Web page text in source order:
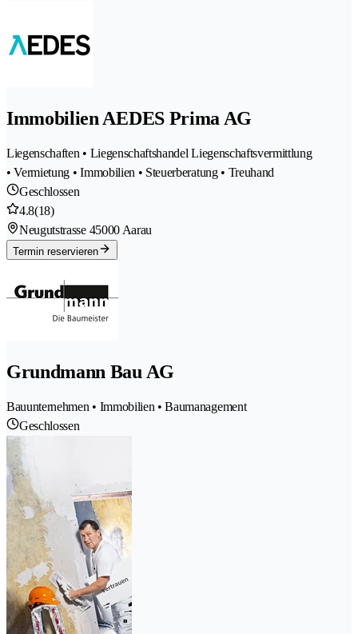
Immobilien AEDES Prima AG
Liegenschaften • Liegenschaftshandel Liegenschaftsvermittlung
• Vermietung • Immobilien • Steuerberatung • Treuhand
Geschlossen
4.8(18)
Neugutstrasse 45000 Aarau
Termin reservieren
Grundmann Bau AG
Bauunternehmen • Immobilien • Baumanagement
Geschlossen